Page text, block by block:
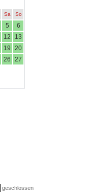
Sa So
5
6
12
13
19
20
26
27
geschlossen